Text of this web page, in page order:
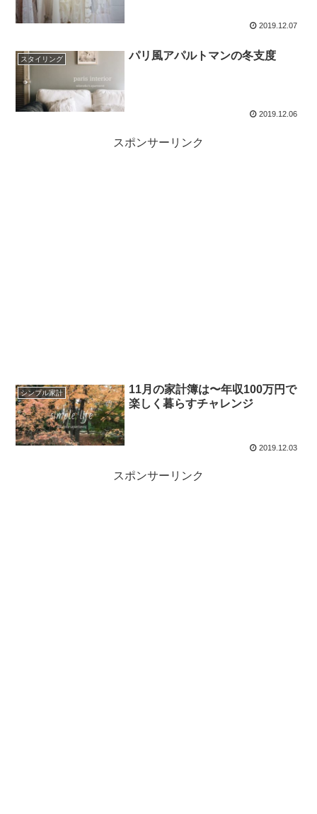
2019.12.07
スタイリング パリ風アパルトマンの冬支度
2019.12.06
スポンサーリンク
シンプル家計
11月の家計簿は〜年収100万円で
楽しく暮らすチャレンジ
2019.12.03
スポンサーリンク